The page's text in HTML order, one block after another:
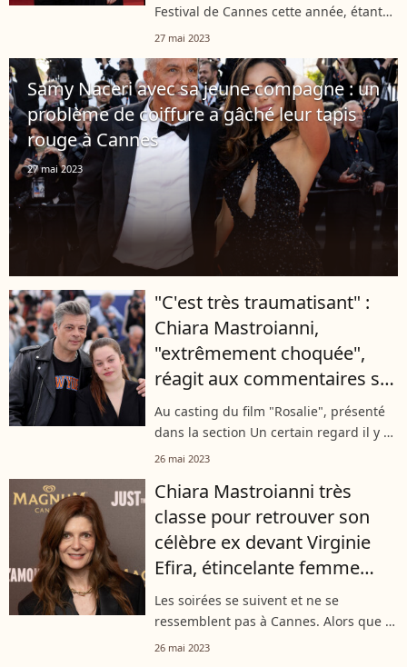
Festival de Cannes cette année, étant
donné qu'il apparaissait dans trois
dernière fois sur la Croisette samedi...
27 mai 2023
Samy Naceri avec sa jeune compagne : un
problème de coiffure a gâché leur tapis
rouge à Cannes
27 mai 2023
"C'est très traumatisant" :
Chiara Mastroianni,
"extrêmement choquée",
réagit aux commentaires sur
sa fille Anna Biolay
Au casting du film "Rosalie", présenté
dans la section Un certain regard il y a
quelques jours au Festival de Cannes,
critiques. Sa maman Chiara...
26 mai 2023
Chiara Mastroianni très
classe pour retrouver son
célèbre ex devant Virginie
Efira, étincelante femme
enceinte
Les soirées se suivent et ne se
ressemblent pas à Cannes. Alors que le
Festival touche à sa fin, il poursuit en
26 mai 2023